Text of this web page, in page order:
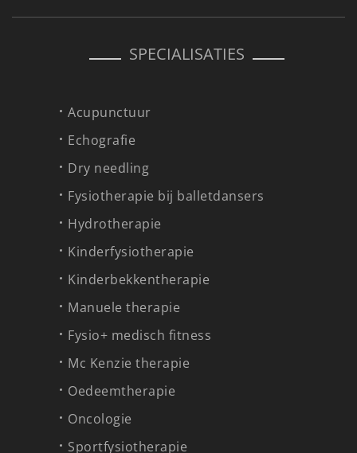
SPECIALISATIES
Acupunctuur
Echografie
Dry needling
Fysiotherapie bij balletdansers
Hydrotherapie
Kinderfysiotherapie
Kinderbekkentherapie
Manuele therapie
Fysio+ medisch fitness
Mc Kenzie therapie
Oedeemtherapie
Oncologie
Sportfysiotherapie